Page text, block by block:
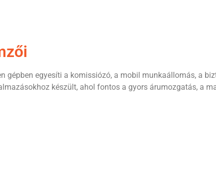
gépben egyesíti a komissiózó, a mobil munkaállomás, a
készült, ahol fontos a gyors árumozgatás, a